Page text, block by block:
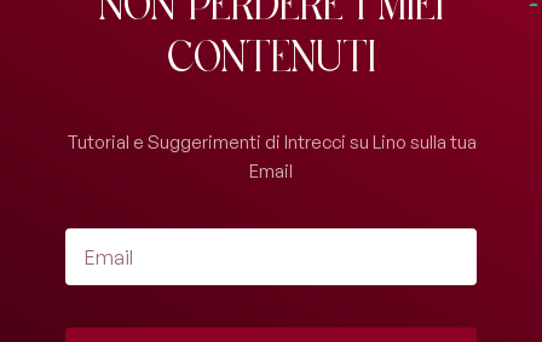
contenuti
Tutorial e Suggerimenti di Intrecci su Lino sulla tua
Email